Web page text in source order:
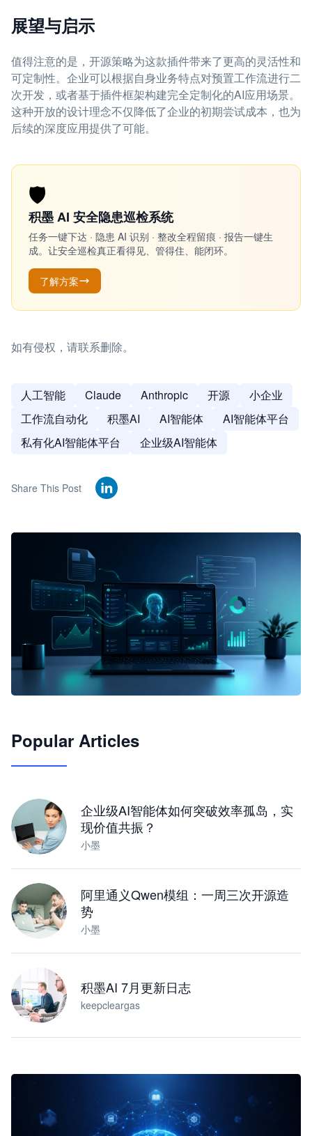
展望与启示
值得注意的是，开源策略为这款插件带来了更高的灵活性和
可定制性。企业可以根据自身业务特点对预置工作流进行二
次开发，或者基于插件框架构建完全定制化的AI应用场景。
这种开放的设计理念不仅降低了企业的初期尝试成本，也为
后续的深度应用提供了可能。
🛡️
积墨 AI 安全隐患巡检系统
任务一键下达 · 隐患 AI 识别 · 整改全程留痕 · 报告一键生
成。让安全巡检真正看得见、管得住、能闭环。
了解方案
如有侵权，请联系删除。
人工智能 Claude Anthropic 开源
小企业
工作流自动化
积墨AI AI智能体
AI智能体平台
私有化AI智能体平台
企业级AI智能体
Share This Post
JimoClaw 桌面 AI Agent 工作台
Popular Articles
企业级AI智能体如何突破效率孤岛，实
现价值共振？
小墨
阿里通义Qwen模组：一周三次开源造
势
小墨
积墨AI 7月更新日志
keepcleargas